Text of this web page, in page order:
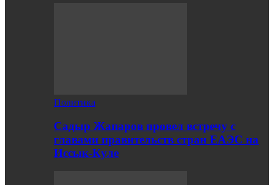
Политика
Садыр Жапаров провел встречу с
главами правительств стран ЕАЭС на
Иссык-Куле